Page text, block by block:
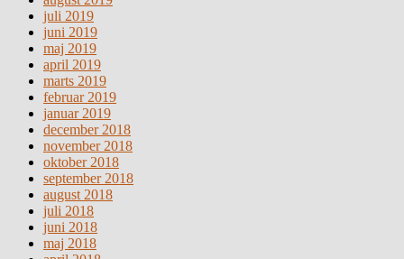
juli 2019
juni 2019
maj 2019
april 2019
marts 2019
februar 2019
januar 2019
december 2018
november 2018
oktober 2018
september 2018
august 2018
juli 2018
juni 2018
maj 2018